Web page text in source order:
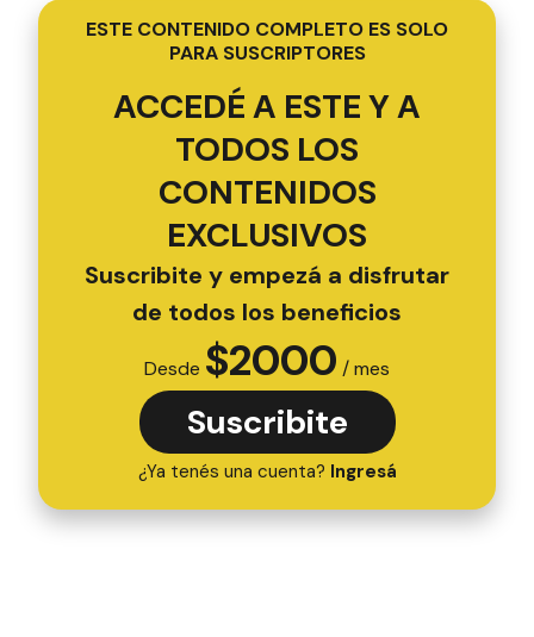
ESTE CONTENIDO COMPLETO ES SOLO
PARA SUSCRIPTORES
ACCEDÉ A ESTE Y A
TODOS LOS
CONTENIDOS
EXCLUSIVOS
Suscribite y empezá a disfrutar
de todos los beneficios
Desde $2000 / mes
Suscribite
¿Ya tenés una cuenta? Ingresá